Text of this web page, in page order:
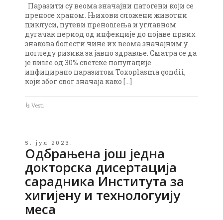
Паразити су веома значајни патогени који се
преносе храном. Њихови сложени животни
циклуси, путеви преношења и углавном
дугачак период од инфекције до појаве првих
знакова болести чине их веома значајним у
погледу ризика за јавно здравље. Сматра се да
је више од 30% светске популације
инфицирано паразитом Toxoplasma gondii,
који због свог значаја како […]
Vesti
5. јул 2023.
Одбрањена још једна
докторска дисертација
сарадника Института за
хигијену и технологуију
меса